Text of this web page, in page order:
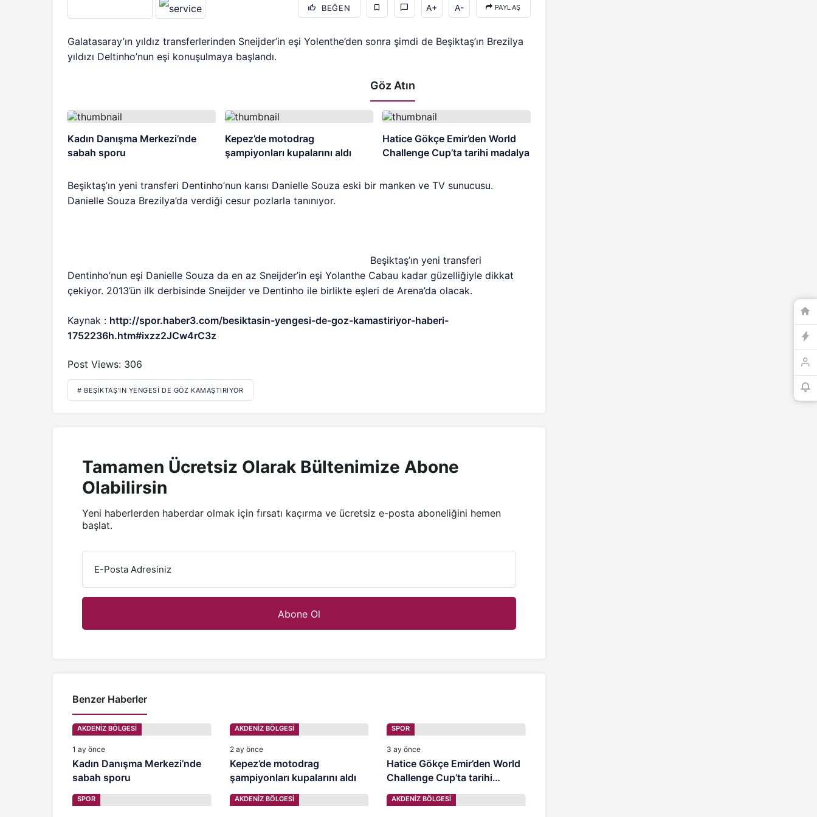
BEĞEN A+ A- PAYLAŞ
Galatasaray’ın yıldız transferlerinden Sneijder’in eşi Yolenthe’den sonra şimdi de Beşiktaş’ın Brezilya
yıldızı Deltinho’nun eşi konuşulmaya başlandı.
Göz Atın
Kadın Danışma Merkezi’nde
sabah sporu
Kepez’de motodrag
şampiyonları kupalarını aldı
Hatice Gökçe Emir’den World
Challenge Cup’ta tarihi madalya
Beşiktaş’ın yeni transferi Dentinho’nun karısı Danielle Souza eski bir manken ve TV sunucusu.
Danielle Souza Brezilya’da verdiği cesur pozlarla tanınıyor.
Beşiktaş’ın yeni transferi
Dentinho’nun eşi Danielle Souza da en az Sneijder’in eşi Yolanthe Cabau kadar güzelliğiyle dikkat
çekiyor. 2013’ün ilk derbisinde Sneijder ve Dentinho ile birlikte eşleri de Arena’da olacak.
Kaynak : http://spor.haber3.com/besiktasin-yengesi-de-goz-kamastiriyor-haberi-
1752236h.htm#ixzz2JCw4rC3z
Post Views: 306
# BEŞIKTAŞ'IN YENGESI DE GÖZ KAMAŞTIRIYOR
Tamamen Ücretsiz Olarak Bültenimize Abone
Olabilirsin
Yeni haberlerden haberdar olmak için fırsatı kaçırma ve ücretsiz e-posta aboneliğini hemen
başlat.
E-Posta Adresiniz
Benzer Haberler
AKDENİZ BÖLGESİ
1 ay önce
Kadın Danışma Merkezi’nde
sabah sporu
AKDENİZ BÖLGESİ
2 ay önce
Kepez’de motodrag
şampiyonları kupalarını aldı
SPOR
3 ay önce
Hatice Gökçe Emir’den World
Challenge Cup’ta tarihi
madalya
SPOR AKDENİZ BÖLGESİ AKDENİZ BÖLGESİ